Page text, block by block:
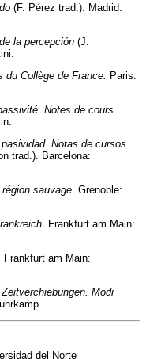
(F. Pérez trad.). Madrid:
la percepción (J.
du Collège de France. Paris:
Notes de cours
Notas de cursos
trad.). Barcelona:
sauvage. Grenoble:
Frankfurt am Main:
Frankfurt am Main:
Modi
del Norte